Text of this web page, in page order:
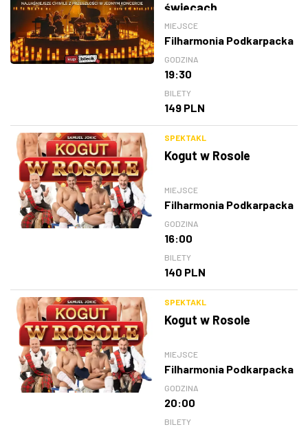
świecach
MIEJSCE
Filharmonia Podkarpacka
GODZINA
19:30
BILETY
149 PLN
SPEKTAKL
Kogut w Rosole
MIEJSCE
Filharmonia Podkarpacka
GODZINA
16:00
BILETY
140 PLN
SPEKTAKL
Kogut w Rosole
MIEJSCE
Filharmonia Podkarpacka
GODZINA
20:00
BILETY